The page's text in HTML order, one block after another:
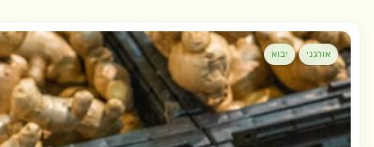
אורגני יבוא